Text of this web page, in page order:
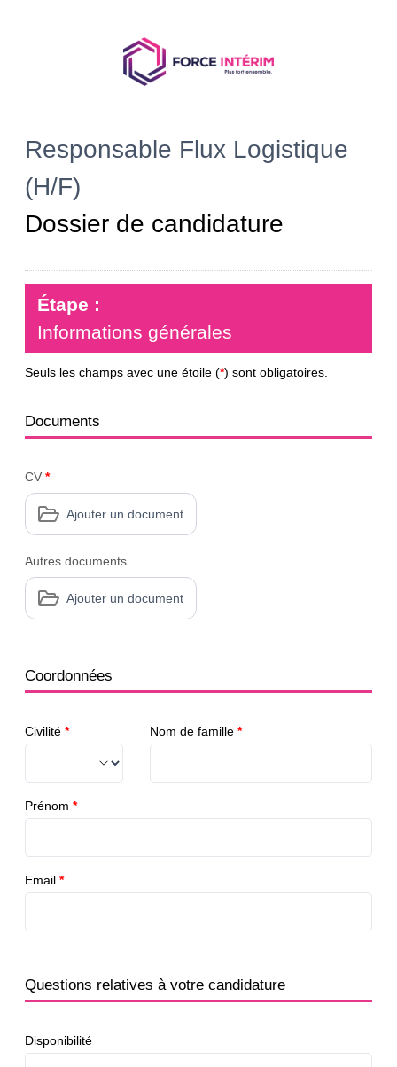
Responsable Flux Logistique
(H/F)
Dossier de candidature
Étape :
Informations générales
Seuls les champs avec une étoile (*) sont obligatoires.
Documents
CV *
Ajouter un document
Autres documents
Ajouter un document
Coordonnées
Civilité * Nom de famille *
Prénom *
Email *
Questions relatives à votre candidature
Disponibilité